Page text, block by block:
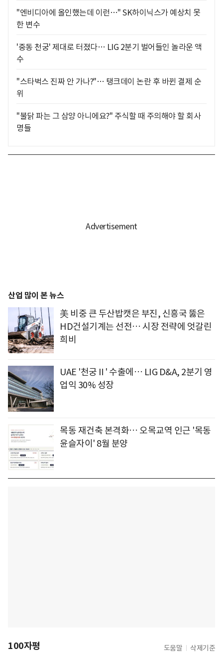
"엔비디아에 올인했는데 이런…" SK하이닉스가 예상치 못
한 변수
'중동 천궁' 제대로 터졌다… LIG 2분기 벌어들인 놀라운 액
수
"스타벅스 진짜 안 가나?"… 탱크데이 논란 후 바뀐 결제 순
위
"불닭 파는 그 삼양 아니에요?" 주식할 때 주의해야 할 회사
명들
산업 많이 본 뉴스
美 비중 큰 두산밥캣은 부진, 신흥국 뚫은
HD건설기계는 선전… 시장 전략에 엇갈린
희비
UAE '천궁Ⅱ' 수출에… LIG D&A, 2분기 영
업익 30% 성장
목동 재건축 본격화… 오목교역 인근 '목동
윤슬자이' 8월 분양
100자평 도움말 삭제기준